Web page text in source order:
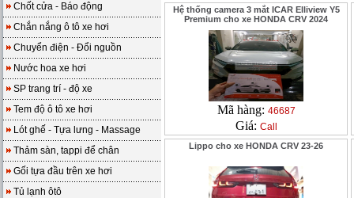
Chốt cửa - Báo động
Chắn nắng ô tô xe hơi
Chuyển điện - Đổi nguồn
Nước hoa xe hơi
SP trang trí - độ xe
Tem độ ô tô xe hơi
Lót ghế - Tựa lưng - Massage
Thảm sàn, tappi để chân
Gối tựa đầu trên xe hơi
Tủ lạnh ôtô
Hệ thống camera 3 mắt ICAR Elliview Y5
Premium cho xe HONDA CRV 2024
Mã hàng: 46687
Giá: Call
Lippo cho xe HONDA CRV 23-26